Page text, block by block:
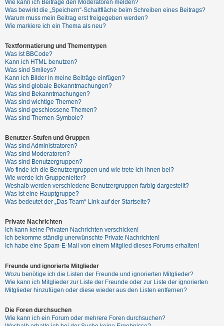
Wie kann ich Beiträge den Moderatoren melden?
Was bewirkt die „Speichern“-Schaltfläche beim Schreiben eines Beitrags?
Warum muss mein Beitrag erst freigegeben werden?
Wie markiere ich ein Thema als neu?
Textformatierung und Thementypen
Was ist BBCode?
Kann ich HTML benutzen?
Was sind Smileys?
Kann ich Bilder in meine Beiträge einfügen?
Was sind globale Bekanntmachungen?
Was sind Bekanntmachungen?
Was sind wichtige Themen?
Was sind geschlossene Themen?
Was sind Themen-Symbole?
Benutzer-Stufen und Gruppen
Was sind Administratoren?
Was sind Moderatoren?
Was sind Benutzergruppen?
Wo finde ich die Benutzergruppen und wie trete ich ihnen bei?
Wie werde ich Gruppenleiter?
Weshalb werden verschiedene Benutzergruppen farbig dargestellt?
Was ist eine Hauptgruppe?
Was bedeutet der „Das Team“-Link auf der Startseite?
Private Nachrichten
Ich kann keine Privaten Nachrichten verschicken!
Ich bekomme ständig unerwünschte Private Nachrichten!
Ich habe eine Spam-E-Mail von einem Mitglied dieses Forums erhalten!
Freunde und ignorierte Mitglieder
Wozu benötige ich die Listen der Freunde und ignorierten Mitglieder?
Wie kann ich Mitglieder zur Liste der Freunde oder zur Liste der ignorierten
Mitglieder hinzufügen oder diese wieder aus den Listen entfernen?
Die Foren durchsuchen
Wie kann ich ein Forum oder mehrere Foren durchsuchen?